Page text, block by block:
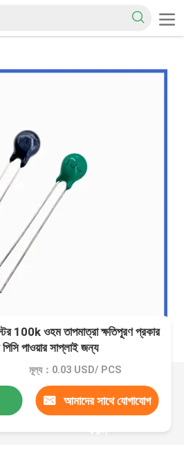
100k ওহম তাপমাত্রা ক্ষতিপূরণ প্রকার
পিসি পাওয়ার সাপ্লাই জন্য
মূল্য：0.03 USD/ PCS
আমাদের সাথে যোগাযোগ
করুন